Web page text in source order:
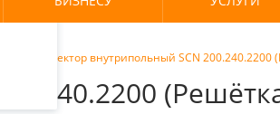
Stout Конвектор внутрипольный SCN